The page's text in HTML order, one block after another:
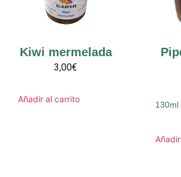
Kiwi mermelada
3,00€
Añadir al carrito
130ml